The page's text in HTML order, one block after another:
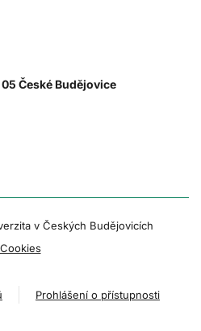
České Budějovice
v Českých Budějovicích
Cookies
Prohlášení o přístupnosti